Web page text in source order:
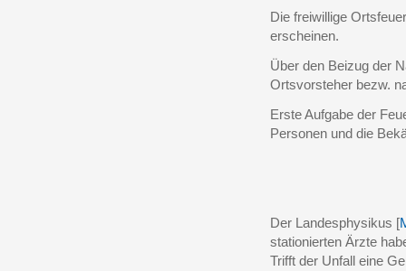
Die freiwillige
erscheinen.
Über den Beizug der
Ortsvorsteher bezw.
Erste Aufgabe der
Personen und die
Der Landesphysikus [
stationierten Ärzte
Trifft der Unfall eine